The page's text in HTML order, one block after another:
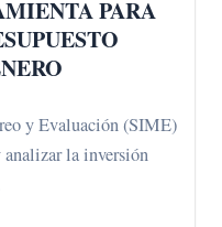
PARA
y Evaluación (SIME)
la inversión